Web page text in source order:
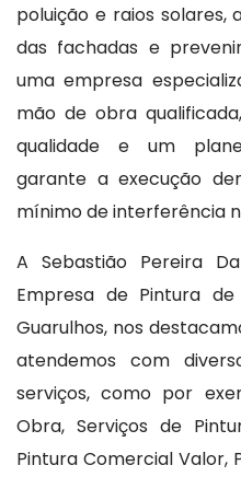
poluição e raios solares,
das fachadas e
uma empresa
mão de obra
qualidade e um
garante a execução
mínimo de interferência
A Sebastião Pereira
Empresa de Pintura
Guarulhos, nos
atendemos com
serviços, como por
Obra, Serviços de
Pintura Comercial Valor,